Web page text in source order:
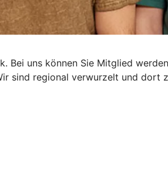
Bei uns können Sie Mitglied
sind regional verwurzelt und dort